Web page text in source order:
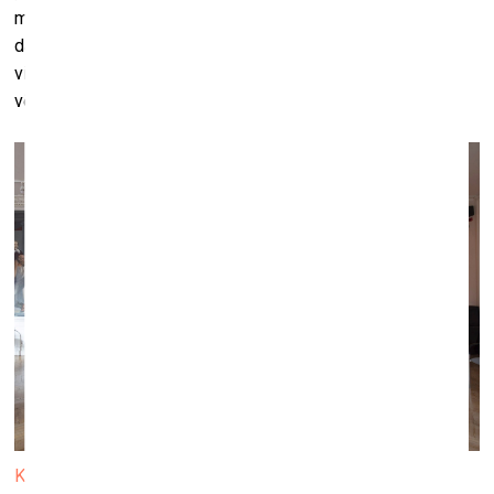
mums rīkoties – noņemt šo attēlu? Vai arī piezīmēt klāt
dažas sievietes? Atstāt, kā ir? Bet, ja atstāt, tad kāpēc
vispār te kaut ko mainīt? Muzeja autentiskumu savienot ar
vēsturisko taisnīgumu nav vienkārši.
Kristaps un Kaspars Zariņš, Vija Zariņa, Atis Kampars